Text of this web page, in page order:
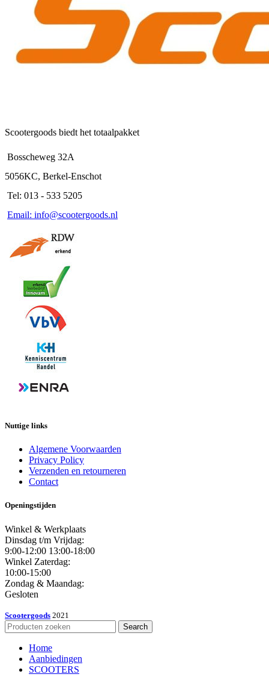
Scootergoods biedt het totaalpakket
Bosscheweg 32A
5056KC, Berkel-Enschot
Tel: 013 - 533 5205
Email: info@scootergoods.nl
Nuttige links
Algemene Voorwaarden
Privacy Policy
Verzenden en retourneren
Contact
Openingstijden
Winkel & Werkplaats
Dinsdag t/m Vrijdag:
9:00-12:00 13:00-18:00
Winkel Zaterdag:
10:00-15:00
Zondag & Maandag:
Gesloten
Scootergoods 2021
Search
Home
Aanbiedingen
SCOOTERS